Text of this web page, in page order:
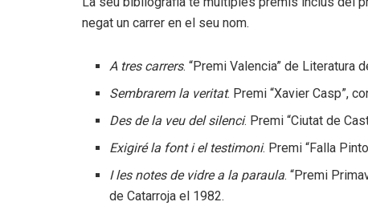
negat un carrer en el seu nom.
A tres carrers. “Premi Valencia” de Literatura
Sembrarem la veritat. Premi “Xavier Casp”,
Des de la veu del silenci. Premi “Ciutat de
Exigiré la font i el testimoni. Premi “Falla
I les notes de vidre a la paraula. “Premi
de Catarroja el 1982.